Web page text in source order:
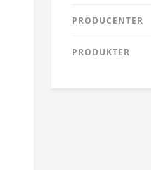
PRODUCENTER
PRODUKTER